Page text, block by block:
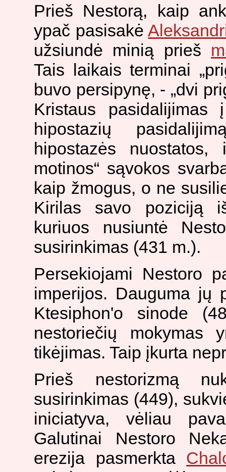
Prieš Nestorą, kaip
ypač pasisakė
užsiundė minią prieš
Tais laikais terminai
buvo persipynę, - „dvi
Kristaus
hipostazių
hipostazės
motinos“ sąvokos
kaip žmogus, o ne
Kirilas savo poziciją
kuriuos nusiuntė
susirinkimas (431 m.).
Persekiojami Nestoro
imperijos. Dauguma jų
Ktesiphon'o sinode
nestoriečių mokymas
tikėjimas. Taip įkurta
Prieš nestorizmą
susirinkimas (449),
iniciatyva, vėliau
Galutinai Nestoro
erezija pasmerkta